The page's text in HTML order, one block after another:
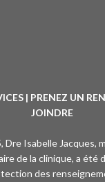
| PRENEZ UN
JOINDRE
Dre Isabelle Jacques,
de la clinique, a été
des